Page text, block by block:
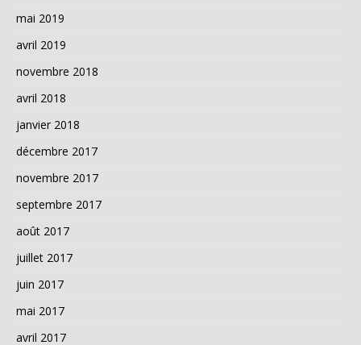
mai 2019
avril 2019
novembre 2018
avril 2018
janvier 2018
décembre 2017
novembre 2017
septembre 2017
août 2017
juillet 2017
juin 2017
mai 2017
avril 2017